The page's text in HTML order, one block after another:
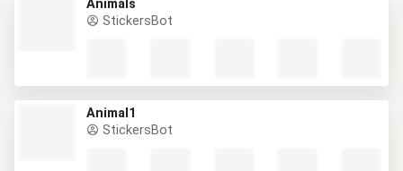
Animals
StickersBot
Animal1
StickersBot